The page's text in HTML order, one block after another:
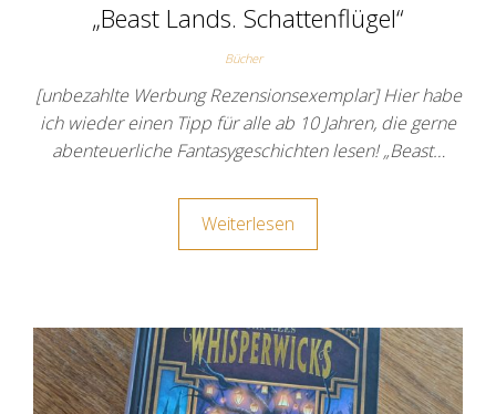
„Beast Lands. Schattenflügel“
Bücher
[unbezahlte Werbung Rezensionsexemplar] Hier habe
ich wieder einen Tipp für alle ab 10 Jahren, die gerne
abenteuerliche Fantasygeschichten lesen! „Beast…
Weiterlesen